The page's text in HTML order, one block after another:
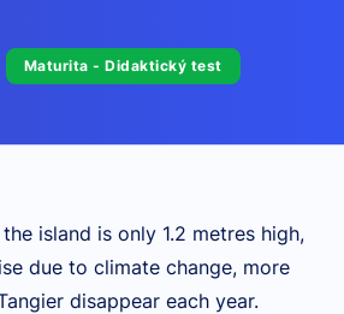
Maturita - Didaktický test
island is only 1.2 metres high,
due to climate change, more
disappear each year.